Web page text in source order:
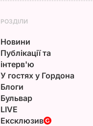
РОЗДІЛИ
Новини
Публікації та
інтерв'ю
У гостях у Гордона
Блоги
Бульвар
LIVE
Ексклюзив